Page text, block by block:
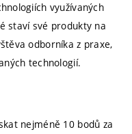
využívaných
staví své produkty na
odborníka z praxe,
technologií.
nejméně 10 bodů za